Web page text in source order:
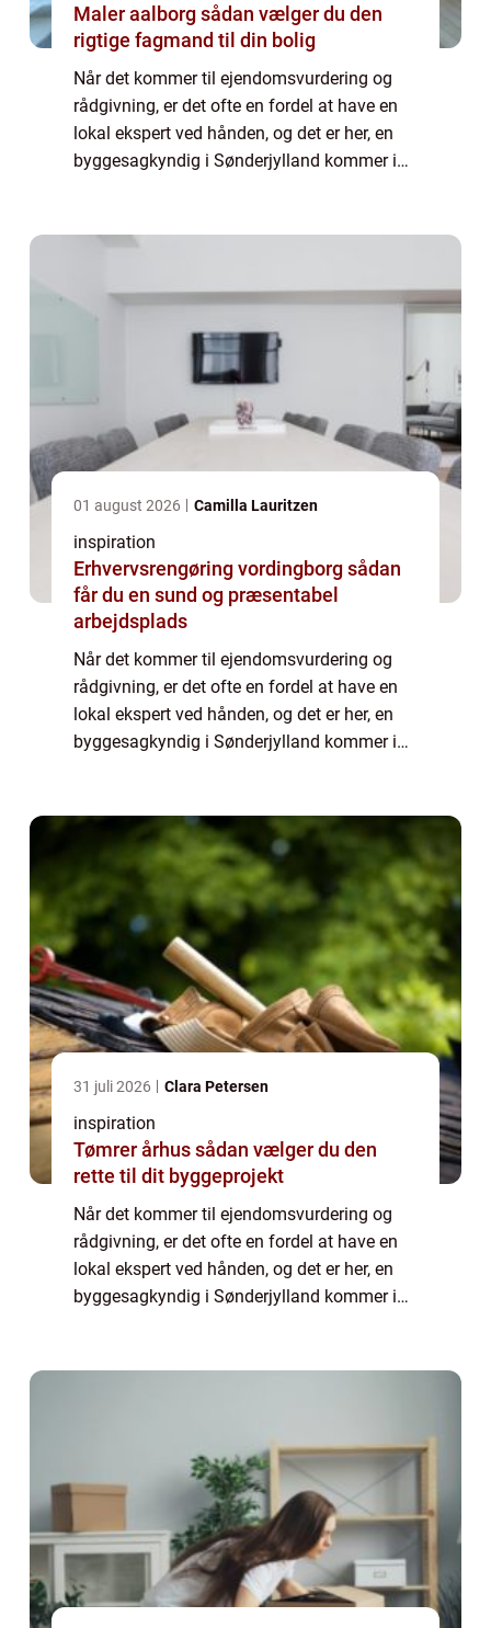
Maler aalborg sådan vælger du den
rigtige fagmand til din bolig
Når det kommer til ejendomsvurdering og
rådgivning, er det ofte en fordel at have en
lokal ekspert ved hånden, og det er her, en
byggesagkyndig i Sønderjylland kommer ind
01 august 2026 Camilla Lauritzen
inspiration
Erhvervsrengøring vordingborg sådan
får du en sund og præsentabel
arbejdsplads
Når det kommer til ejendomsvurdering og
rådgivning, er det ofte en fordel at have en
lokal ekspert ved hånden, og det er her, en
byggesagkyndig i Sønderjylland kommer ind
31 juli 2026 Clara Petersen
inspiration
Tømrer århus sådan vælger du den
rette til dit byggeprojekt
Når det kommer til ejendomsvurdering og
rådgivning, er det ofte en fordel at have en
lokal ekspert ved hånden, og det er her, en
byggesagkyndig i Sønderjylland kommer ind